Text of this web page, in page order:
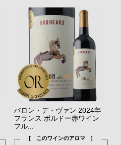
バロン・デ・ヴァン 2024年
フランス ボルドー赤ワイン
フル...
[ このワインのアロマ ]